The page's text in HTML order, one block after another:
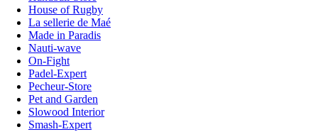
House of Rugby
La sellerie de Maé
Made in Paradis
Nauti-wave
On-Fight
Padel-Expert
Pecheur-Store
Pet and Garden
Slowood Interior
Smash-Expert